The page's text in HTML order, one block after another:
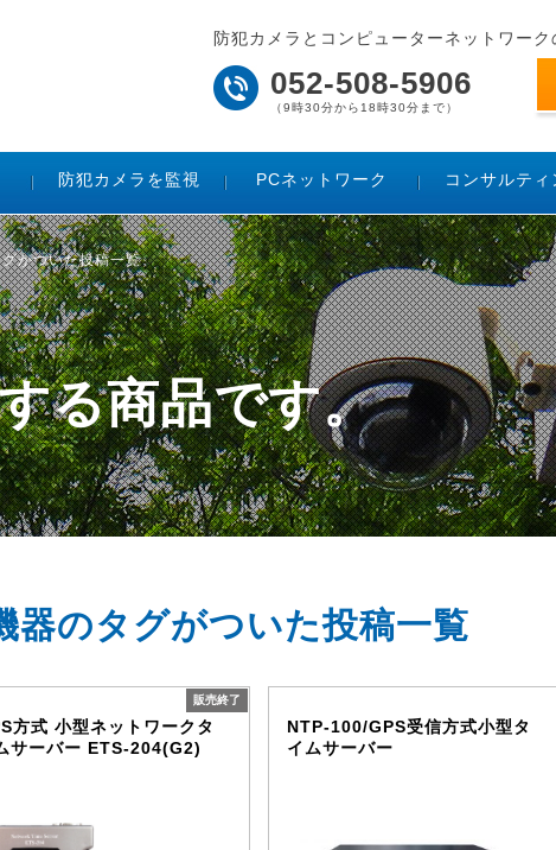
防犯カメラとコンピューターネットワーク
052-508-5906
（9時30分から18時30分まで）
防犯カメラを監視 PCネットワーク コンサルティ
がついた投稿一覧
る商品です。
器のタグがついた投稿一覧
販売終了
方式 小型ネットワークタ
サーバー ETS-204(G2)
NTP-100/GPS受信方式小型タ
イムサーバー